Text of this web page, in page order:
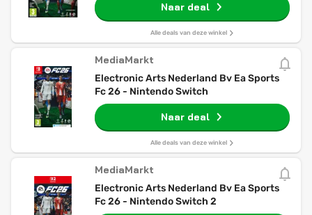
Naar deal
Alle deals van deze winkel
MediaMarkt
Electronic Arts Nederland Bv Ea Sports
Fc 26 - Nintendo Switch
Naar deal
Alle deals van deze winkel
MediaMarkt
Electronic Arts Nederland Bv Ea Sports
Fc 26 - Nintendo Switch 2